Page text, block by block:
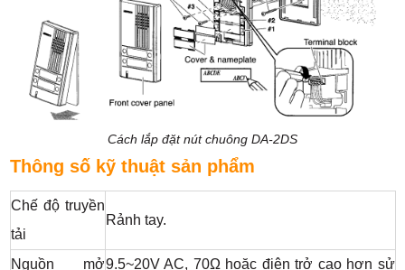
Cách lắp đặt nút chuông DA-2DS
Thông số kỹ thuật sản phẩm
Chế độ truyền
tải
Rảnh tay.
Nguồn mở9.5~20V AC, 70Ω hoặc điện trở cao hơn sử